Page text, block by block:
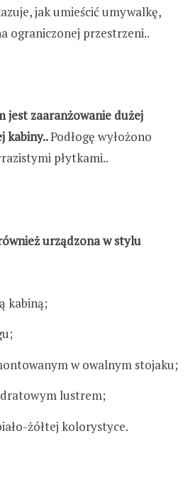
jak umieścić umywalkę,
ograniczonej przestrzeni..
jest zaaranżowanie dużej
kabiny..Podłogę wyłożono
płytkami..
urządzona w stylu
kabiną;
w owalnym stojaku;
lustrem;
żółtej kolorystyce.